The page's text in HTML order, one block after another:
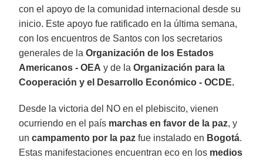
con el apoyo de la comunidad internacional desde su
inicio. Este apoyo fue ratificado en la última semana,
con los encuentros de Santos con los secretarios
generales de laOrganización de los Estados
Americanos - OEA y de laOrganización para la
Cooperación y el Desarrollo Económico - OCDE.
Desde la victoria del NO en el plebiscito, vienen
ocurriendo en el país marchas en favor de la paz, y
uncampamento por la paz fue instalado en Bogotá.
Estas manifestaciones encuentran eco en los medios